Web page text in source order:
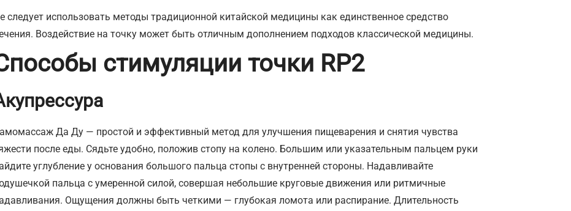
следует использовать методы традиционной китайской медицины как единственное средство
Воздействие на точку может быть отличным дополнением подходов классической медицины.
стимуляции точки RP2
Да Ду — простой и эффективный метод для улучшения пищеварения и снятия чувства
после еды. Сядьте удобно, положив стопу на колено. Большим или указательным пальцем руки
углубление у основания большого пальца стопы с внутренней стороны. Надавливайте
пальца с умеренной силой, совершая небольшие круговые движения или ритмичные
Ощущения должны быть четкими — глубокая ломота или распирание. Длительность